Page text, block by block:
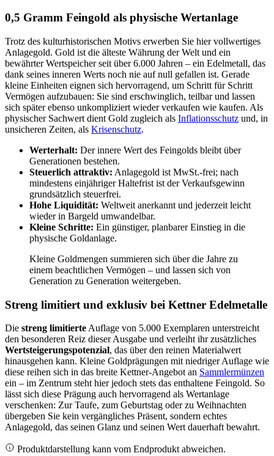
0,5 Gramm Feingold als physische Wertanlage
Trotz des kulturhistorischen Motivs erwerben Sie hier vollwertiges
Anlagegold. Gold ist die älteste Währung der Welt und ein
bewährter Wertspeicher seit über 6.000 Jahren – ein Edelmetall, das
dank seines inneren Werts noch nie auf null gefallen ist. Gerade
kleine Einheiten eignen sich hervorragend, um Schritt für Schritt
Vermögen aufzubauen: Sie sind erschwinglich, teilbar und lassen
sich später ebenso unkompliziert wieder verkaufen wie kaufen. Als
physischer Sachwert dient Gold zugleich als Inflationsschutz und, in
unsicheren Zeiten, als Krisenschutz.
Werterhalt: Der innere Wert des Feingolds bleibt über
Generationen bestehen.
Steuerlich attraktiv: Anlagegold ist MwSt.-frei; nach
mindestens einjähriger Haltefrist ist der Verkaufsgewinn
grundsätzlich steuerfrei.
Hohe Liquidität: Weltweit anerkannt und jederzeit leicht
wieder in Bargeld umwandelbar.
Kleine Schritte: Ein günstiger, planbarer Einstieg in die
physische Goldanlage.
Kleine Goldmengen summieren sich über die Jahre zu
einem beachtlichen Vermögen – und lassen sich von
Generation zu Generation weitergeben.
Streng limitiert und exklusiv bei Kettner Edelmetalle
Die streng limitierte Auflage von 5.000 Exemplaren unterstreicht
den besonderen Reiz dieser Ausgabe und verleiht ihr zusätzliches
Wertsteigerungspotenzial, das über den reinen Materialwert
hinausgehen kann. Kleine Goldprägungen mit niedriger Auflage wie
diese reihen sich in das breite Kettner-Angebot an Sammlermünzen
ein – im Zentrum steht hier jedoch stets das enthaltene Feingold. So
lässt sich diese Prägung auch hervorragend als Wertanlage
verschenken: Zur Taufe, zum Geburtstag oder zu Weihnachten
übergeben Sie kein vergängliches Präsent, sondern echtes
Anlagegold, das seinen Glanz und seinen Wert dauerhaft bewahrt.
Produktdarstellung kann vom Endprodukt abweichen.